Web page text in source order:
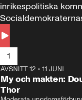
inrikespolitiska
Andersson till svars.
1
AVSNITT 12 • 11 JUNI
My och makten:
Thor